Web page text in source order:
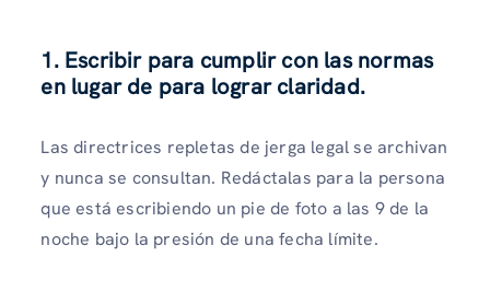
1. Escribir para cumplir con las normas
en lugar de para lograr claridad.
Las directrices repletas de jerga legal se archivan
y nunca se consultan. Redáctalas para la persona
que está escribiendo un pie de foto a las 9 de la
noche bajo la presión de una fecha límite.